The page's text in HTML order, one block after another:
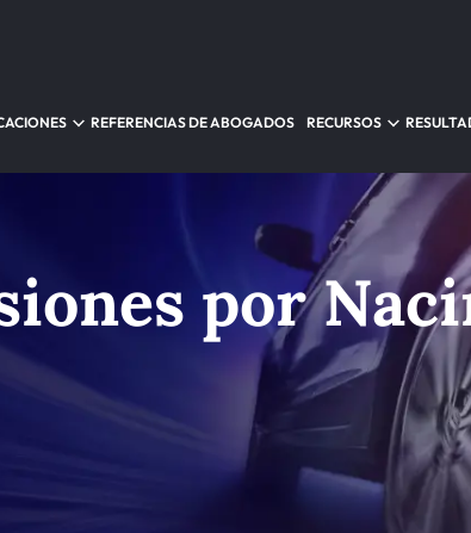
REFERENCIAS DE ABOGADOS RECURSOS
por